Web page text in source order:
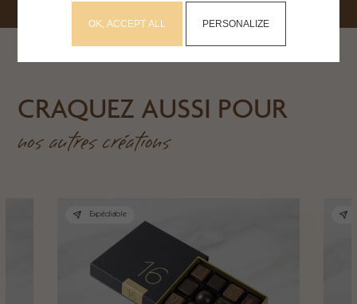
CRAQUEZ AUSSI POUR
nos autres créations
Expédiable
OK, ACCEPT ALL PERSONALIZE